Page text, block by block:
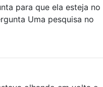
para que ela esteja no
Uma pesquisa no